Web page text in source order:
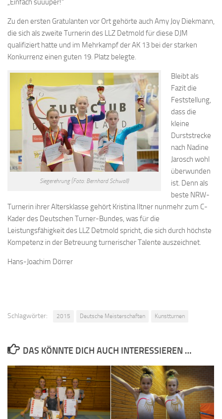
„Einfach suuuper!“
Zu den ersten Gratulanten vor Ort gehörte auch Amy Joy Diekmann,
die sich als zweite Turnerin des LLZ Detmold für diese DJM
qualifiziert hatte und im Mehrkampf der AK 13 bei der starken
Konkurrenz einen guten 19. Platz belegte.
Siegerehrung (Foto: Bernhard Schwall)
Bleibt als
Fazit die
Feststellung,
dass die
kleine
Durststrecke
nach Nadine
Jarosch wohl
überwunden
ist. Denn als
beste NRW-
Turnerin ihrer Altersklasse gehört Kristina Iltner nunmehr zum C-
Kader des Deutschen Turner-Bundes, was für die
Leistungsfähigkeit des LLZ Detmold spricht, die sich durch höchste
Kompetenz in der Betreuung turnerischer Talente auszeichnet.
Hans-Joachim Dörrer
Schlagwörter: 2015 Deutsche Meisterschaften Kunstturnen
DAS KÖNNTE DICH AUCH INTERESSIEREN …